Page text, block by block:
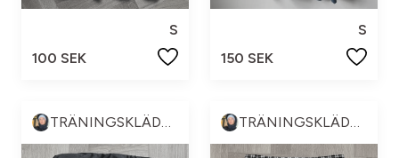
S
100 SEK
S
150 SEK
TRÄNINGSKLÄDER & ANNAT 💪🏼😍 TRÄNINGSKLÄDER & ANNAT 💪🏼😍